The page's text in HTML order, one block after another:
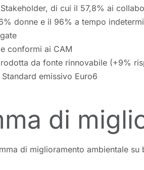
di cui il 57,8% ai
donne e il 96% a tempo
conformi ai CAM
da fonte rinnovabile (+9%
emissivo Euro6
di
di miglioramento ambientale